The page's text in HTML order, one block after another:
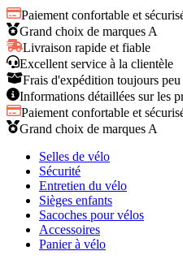
Paiement confortable et
Grand choix de marques A
Livraison rapide et fiable
Excellent service à la clientèle
Frais d'expédition toujours peu
Informations détaillées sur les
Paiement confortable et
Grand choix de marques A
Selles de vélo
Sécurité
Entretien du vélo
Sièges enfants
Sacoches pour vélos
Accessoires
Panier à vélo